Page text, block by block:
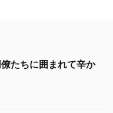
たちに囲まれて辛か